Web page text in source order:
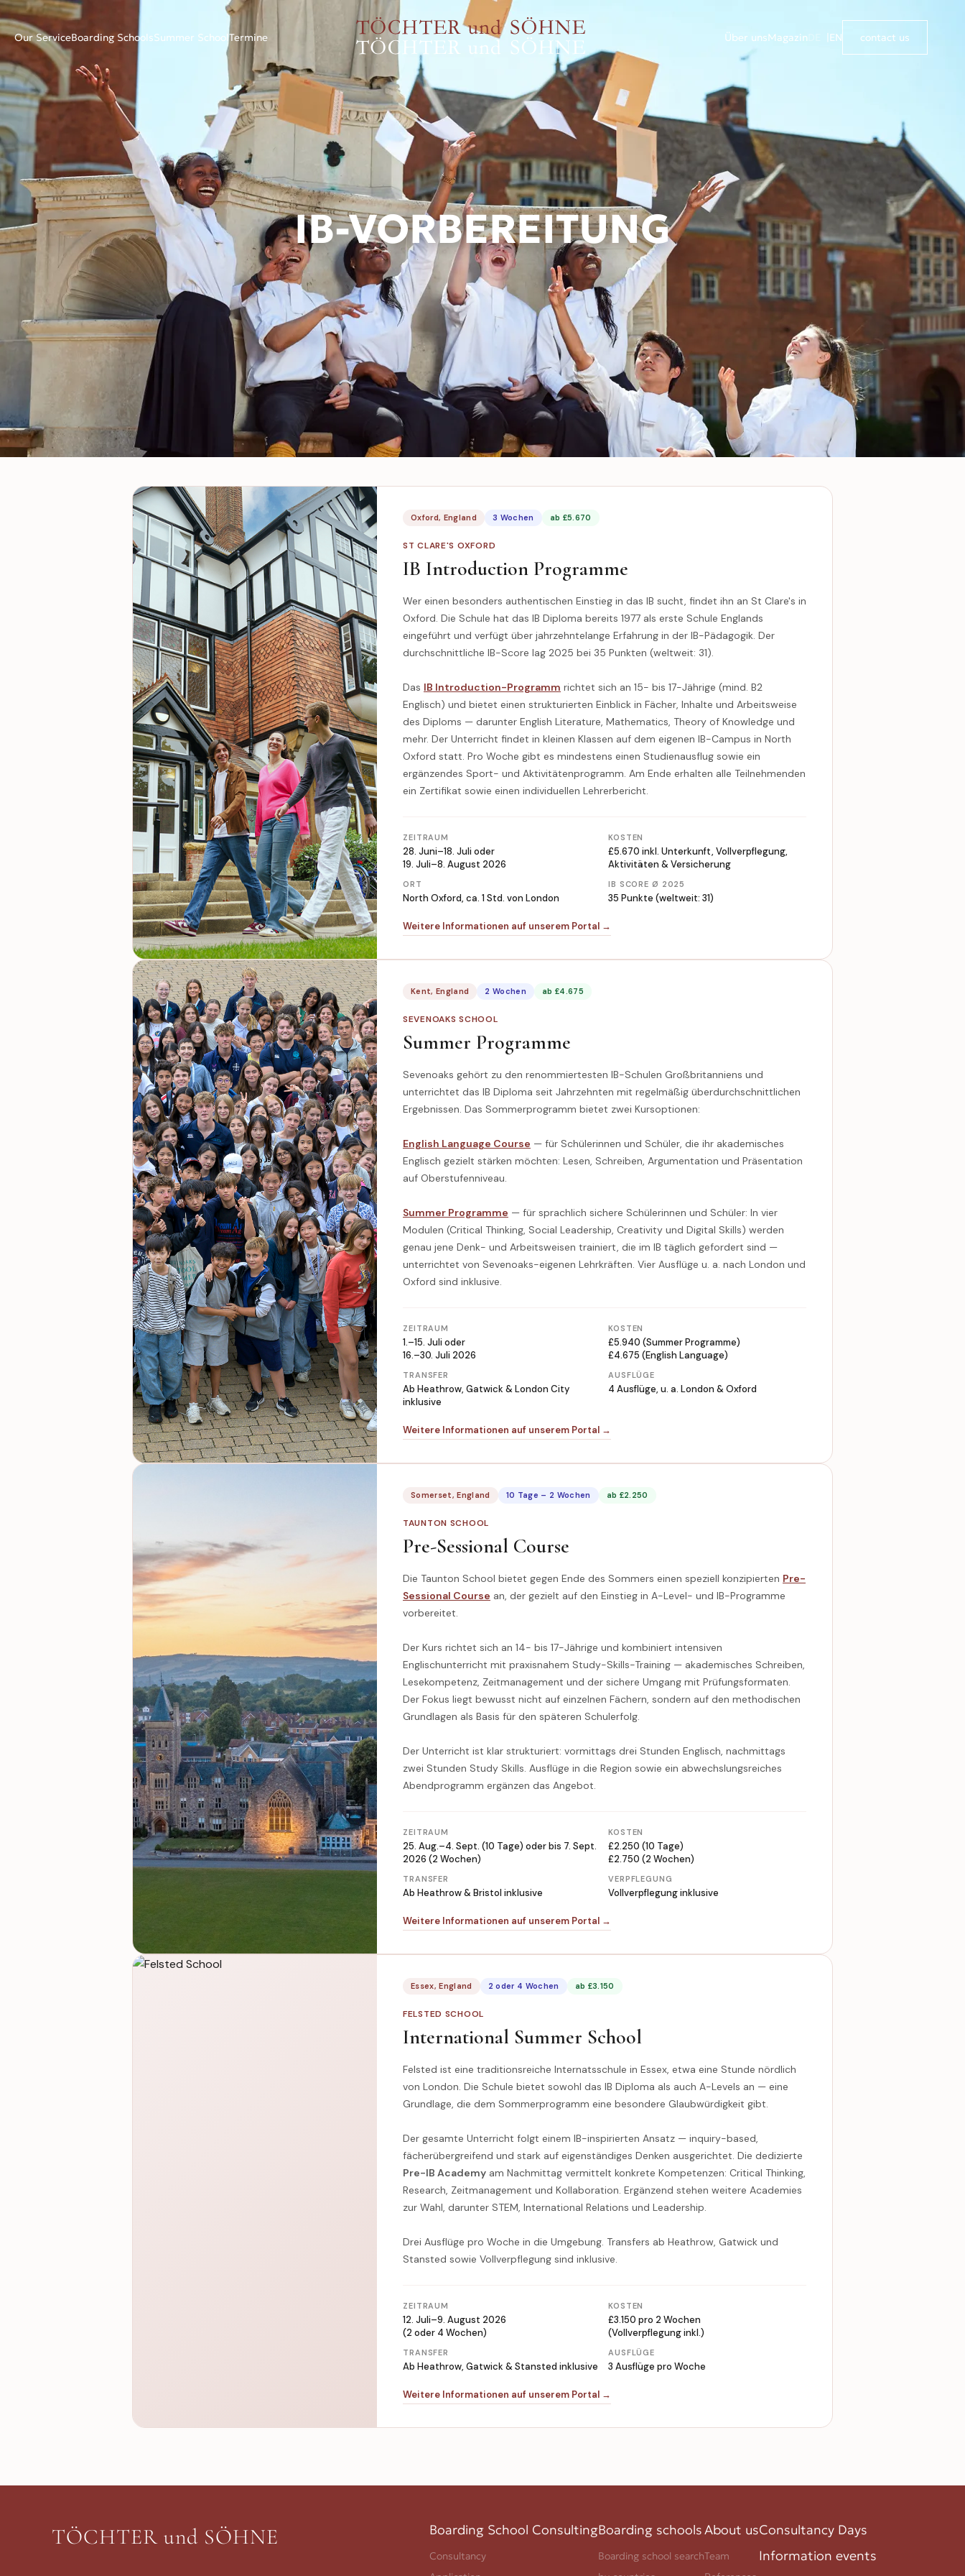
Our ServiceBoarding SchoolsSummer SchoolTermine Über unsMagazin EN contact us
IB-VORBEREITUNG
Oxford, England 3 Wochen ab £5.670
ST CLARE'S OXFORD
IB Introduction Programme
Wer einen besonders authentischen Einstieg in das IB sucht, findet ihn an St Clare's in
Oxford. Die Schule hat das IB Diploma bereits 1977 als erste Schule Englands
eingeführt und verfügt über jahrzehntelange Erfahrung in der IB-Pädagogik. Der
durchschnittliche IB-Score lag 2025 bei 35 Punkten (weltweit: 31).
Das IB Introduction-Programm richtet sich an 15- bis 17-Jährige (mind. B2
Englisch) und bietet einen strukturierten Einblick in Fächer, Inhalte und Arbeitsweise
des Diploms — darunter English Literature, Mathematics, Theory of Knowledge und
mehr. Der Unterricht findet in kleinen Klassen auf dem eigenen IB-Campus in North
Oxford statt. Pro Woche gibt es mindestens einen Studienausflug sowie ein
ergänzendes Sport- und Aktivitätenprogramm. Am Ende erhalten alle Teilnehmenden
ein Zertifikat sowie einen individuellen Lehrerbericht.
ZEITRAUM
28. Juni–18. Juli oder
19. Juli–8. August 2026
KOSTEN
£5.670 inkl. Unterkunft, Vollverpflegung,
Aktivitäten & Versicherung
ORT
North Oxford, ca. 1 Std. von London
IB SCORE Ø 2025
35 Punkte (weltweit: 31)
Weitere Informationen auf unserem Portal →
Kent, England 2 Wochen ab £4.675
SEVENOAKS SCHOOL
Summer Programme
Sevenoaks gehört zu den renommiertesten IB-Schulen Großbritanniens und
unterrichtet das IB Diploma seit Jahrzehnten mit regelmäßig überdurchschnittlichen
Ergebnissen. Das Sommerprogramm bietet zwei Kursoptionen:
English Language Course — für Schülerinnen und Schüler, die ihr akademisches
Englisch gezielt stärken möchten: Lesen, Schreiben, Argumentation und Präsentation
auf Oberstufenniveau.
Summer Programme — für sprachlich sichere Schülerinnen und Schüler: In vier
Modulen (Critical Thinking, Social Leadership, Creativity und Digital Skills) werden
genau jene Denk- und Arbeitsweisen trainiert, die im IB täglich gefordert sind —
unterrichtet von Sevenoaks-eigenen Lehrkräften. Vier Ausflüge u. a. nach London und
Oxford sind inklusive.
ZEITRAUM
1.–15. Juli oder
16.–30. Juli 2026
KOSTEN
£5.940 (Summer Programme)
£4.675 (English Language)
TRANSFER
Ab Heathrow, Gatwick & London City
inklusive
AUSFLÜGE
4 Ausflüge, u. a. London & Oxford
Weitere Informationen auf unserem Portal →
Somerset, England 10 Tage – 2 Wochen ab £2.250
TAUNTON SCHOOL
Pre-Sessional Course
Die Taunton School bietet gegen Ende des Sommers einen speziell konzipierten Pre-
Sessional Course an, der gezielt auf den Einstieg in A-Level- und IB-Programme
vorbereitet.
Der Kurs richtet sich an 14- bis 17-Jährige und kombiniert intensiven
Englischunterricht mit praxisnahem Study-Skills-Training — akademisches Schreiben,
Lesekompetenz, Zeitmanagement und der sichere Umgang mit Prüfungsformaten.
Der Fokus liegt bewusst nicht auf einzelnen Fächern, sondern auf den methodischen
Grundlagen als Basis für den späteren Schulerfolg.
Der Unterricht ist klar strukturiert: vormittags drei Stunden Englisch, nachmittags
zwei Stunden Study Skills. Ausflüge in die Region sowie ein abwechslungsreiches
Abendprogramm ergänzen das Angebot.
ZEITRAUM
25. Aug.–4. Sept. (10 Tage) oder bis 7. Sept.
2026 (2 Wochen)
KOSTEN
£2.250 (10 Tage)
£2.750 (2 Wochen)
TRANSFER
Ab Heathrow & Bristol inklusive
VERPFLEGUNG
Vollverpflegung inklusive
Weitere Informationen auf unserem Portal →
Essex, England 2 oder 4 Wochen ab £3.150
FELSTED SCHOOL
International Summer School
Felsted ist eine traditionsreiche Internatsschule in Essex, etwa eine Stunde nördlich
von London. Die Schule bietet sowohl das IB Diploma als auch A-Levels an — eine
Grundlage, die dem Sommerprogramm eine besondere Glaubwürdigkeit gibt.
Der gesamte Unterricht folgt einem IB-inspirierten Ansatz — inquiry-based,
fächerübergreifend und stark auf eigenständiges Denken ausgerichtet. Die dedizierte
Pre-IB Academy am Nachmittag vermittelt konkrete Kompetenzen: Critical Thinking,
Research, Zeitmanagement und Kollaboration. Ergänzend stehen weitere Academies
zur Wahl, darunter STEM, International Relations und Leadership.
Drei Ausflüge pro Woche in die Umgebung. Transfers ab Heathrow, Gatwick und
Stansted sowie Vollverpflegung sind inklusive.
ZEITRAUM
12. Juli–9. August 2026
(2 oder 4 Wochen)
KOSTEN
£3.150 pro 2 Wochen
(Vollverpflegung inkl.)
TRANSFER
Ab Heathrow, Gatwick & Stansted inklusive
AUSFLÜGE
3 Ausflüge pro Woche
Weitere Informationen auf unserem Portal →
TÖCHTER und SÖHNE Boarding School Consulting
Consultancy
Boarding schools
Boarding school search
About us
Team
Consultancy Days
Information events